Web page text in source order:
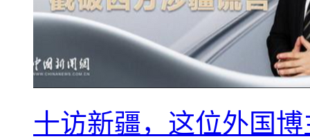
十访新疆，这位外国